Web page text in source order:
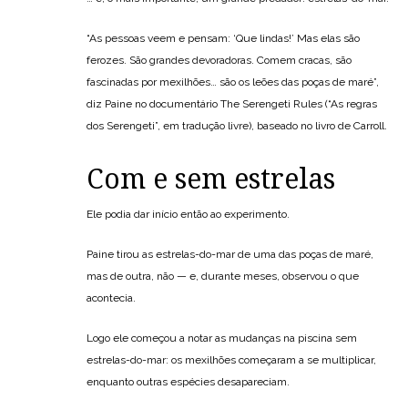
“As pessoas veem e pensam: ‘Que lindas!’ Mas elas são
ferozes. São grandes devoradoras. Comem cracas, são
fascinadas por mexilhões… são os leões das poças de maré”,
diz Paine no documentário The Serengeti Rules (“As regras
dos Serengeti”, em tradução livre), baseado no livro de Carroll.
Com e sem estrelas
Ele podia dar início então ao experimento.
Paine tirou as estrelas-do-mar de uma das poças de maré,
mas de outra, não — e, durante meses, observou o que
acontecia.
Logo ele começou a notar as mudanças na piscina sem
estrelas-do-mar: os mexilhões começaram a se multiplicar,
enquanto outras espécies desapareciam.